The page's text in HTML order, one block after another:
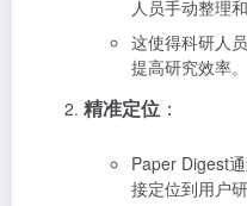
人员手动整理
这使得科研人
提高研究效率。
精准定位 ：
Paper Digest
接定位到用户